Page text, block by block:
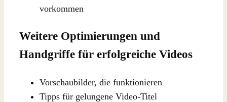
vorkommen
Weitere Optimierungen und
Handgriffe für erfolgreiche Videos
Vorschaubilder, die funktionieren
Tipps für gelungene Video-Titel